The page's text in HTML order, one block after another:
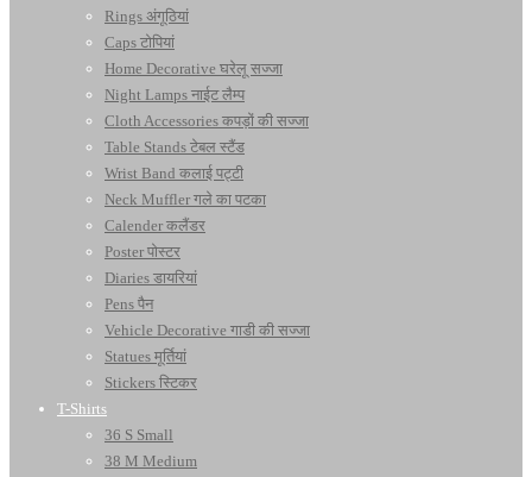
Rings अंगूठियां
Caps टोपियां
Home Decorative घरेलू सज्जा
Night Lamps नाईट लैम्प
Cloth Accessories कपड़ों की सज्जा
Table Stands टेबल स्टैंड
Wrist Band कलाई पट्टी
Neck Muffler गले का पटका
Calender कलैंडर
Poster पोस्टर
Diaries डायरियां
Pens पैन
Vehicle Decorative गाडी की सज्जा
Statues मूर्तियां
Stickers स्टिकर
T-Shirts
36 S Small
38 M Medium